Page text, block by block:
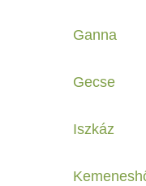
Ganna
Gecse
Iszkáz